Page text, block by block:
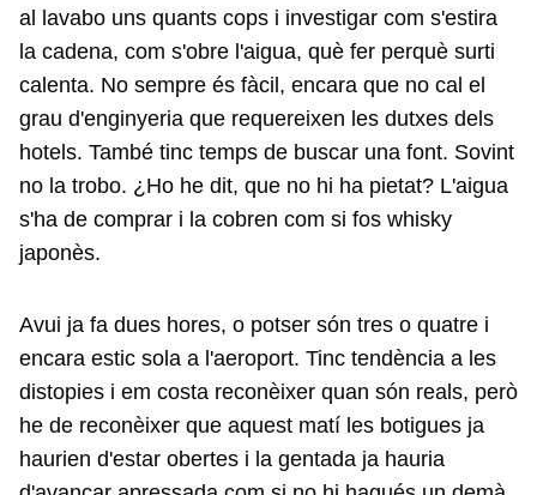
al lavabo uns quants cops i investigar com s'estira
la cadena, com s'obre l'aigua, què fer perquè surti
calenta. No sempre és fàcil, encara que no cal el
grau d'enginyeria que requereixen les dutxes dels
hotels. També tinc temps de buscar una font. Sovint
no la trobo. ¿Ho he dit, que no hi ha pietat? L'aigua
s'ha de comprar i la cobren com si fos whisky
japonès.
Avui ja fa dues hores, o potser són tres o quatre i
encara estic sola a l'aeroport. Tinc tendència a les
distopies i em costa reconèixer quan són reals, però
he de reconèixer que aquest matí les botigues ja
haurien d'estar obertes i la gentada ja hauria